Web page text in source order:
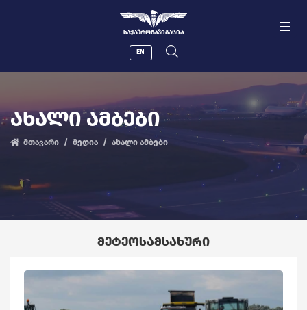
ᲡᲐᲥᲐᲔᲠᲝᲜᲐᲕᲘᲒᲐᲪᲘᲐ
EN
ᲐᲮᲐᲚᲘ ᲐᲛᲑᲔᲑᲘ
მთავარი მედია ახალი ამბები
ᲛᲔᲢᲔᲝᲡᲐᲛᲡᲐᲮᲣᲠᲘ